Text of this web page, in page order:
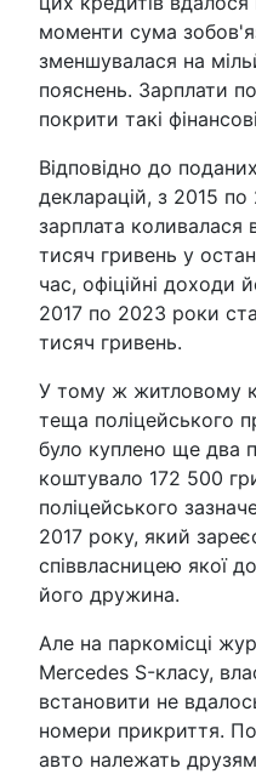
моменти сума
зменшувалася на
пояснень. Зарплати
покрити такі
Відповідно до
декларацій, з 2015 по
зарплата коливалася
тисяч гривень у
час, офіційні доходи
2017 по 2023 роки
тисяч гривень.
У тому ж житловому
теща поліцейського
було куплено ще два
коштувало 172 500
поліцейського
2017 року, який
співвласницею якої
його дружина.
Але на паркомісці
Mercedes S-класу,
встановити не
номери прикриття.
авто належать